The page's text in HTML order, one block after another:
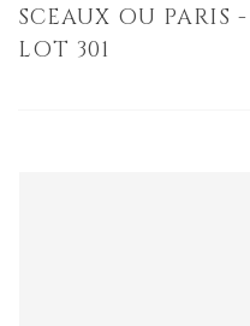
SCEAUX OU PARIS -
LOT 301